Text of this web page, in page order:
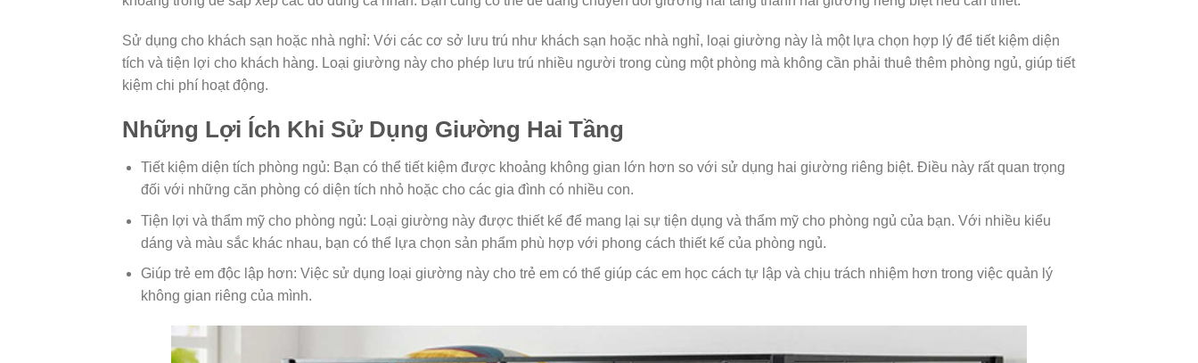
Sử dụng cho khách sạn hoặc nhà nghỉ: Với các cơ sở lưu trú như khách sạn hoặc nhà nghỉ, loại giường này là một lựa chọn hợp lý để tiết kiệm diện
tích và tiện lợi cho khách hàng. Loại giường này cho phép lưu trú nhiều người trong cùng một phòng mà không cần phải thuê thêm phòng ngủ, giúp tiết
kiệm chi phí hoạt động.
Những Lợi Ích Khi Sử Dụng Giường Hai Tầng
Tiết kiệm diện tích phòng ngủ: Bạn có thể tiết kiệm được khoảng không gian lớn hơn so với sử dụng hai giường riêng biệt. Điều này rất quan trọng
đối với những căn phòng có diện tích nhỏ hoặc cho các gia đình có nhiều con.
Tiện lợi và thẩm mỹ cho phòng ngủ: Loại giường này được thiết kế để mang lại sự tiện dụng và thẩm mỹ cho phòng ngủ của bạn. Với nhiều kiểu
dáng và màu sắc khác nhau, bạn có thể lựa chọn sản phẩm phù hợp với phong cách thiết kế của phòng ngủ.
Giúp trẻ em độc lập hơn: Việc sử dụng loại giường này cho trẻ em có thể giúp các em học cách tự lập và chịu trách nhiệm hơn trong việc quản lý
không gian riêng của mình.